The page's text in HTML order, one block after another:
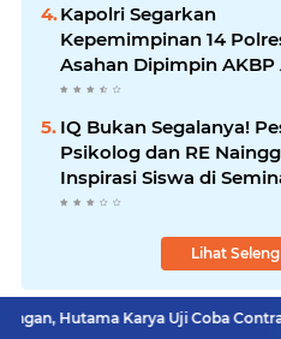
Kapolri Segarkan
Kepemimpinan 14
Asahan Dipimpin AKBP
Dharma Pramudhita
IQ Bukan Segalanya!
Psikolog dan RE
Inspirasi Siswa di
MPKW
Lihat
Uji Coba Contraflow di KM 55